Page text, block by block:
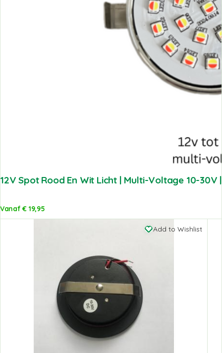
12V Spot Rood En Wit Licht | Multi-Voltage 10-
Vanaf€ 19,95
Add to Wishlist